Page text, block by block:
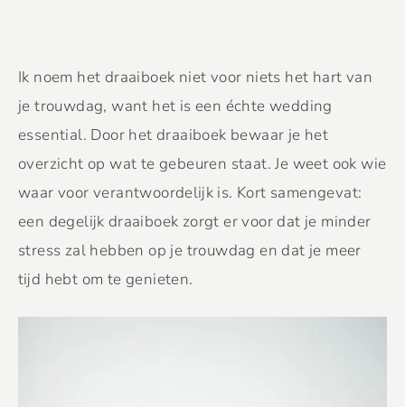
Ik noem het draaiboek niet voor niets het hart van
je trouwdag, want het is een échte wedding
essential. Door het draaiboek bewaar je het
overzicht op wat te gebeuren staat. Je weet ook wie
waar voor verantwoordelijk is. Kort samengevat:
een degelijk draaiboek zorgt er voor dat je minder
stress zal hebben op je trouwdag en dat je meer
tijd hebt om te genieten.